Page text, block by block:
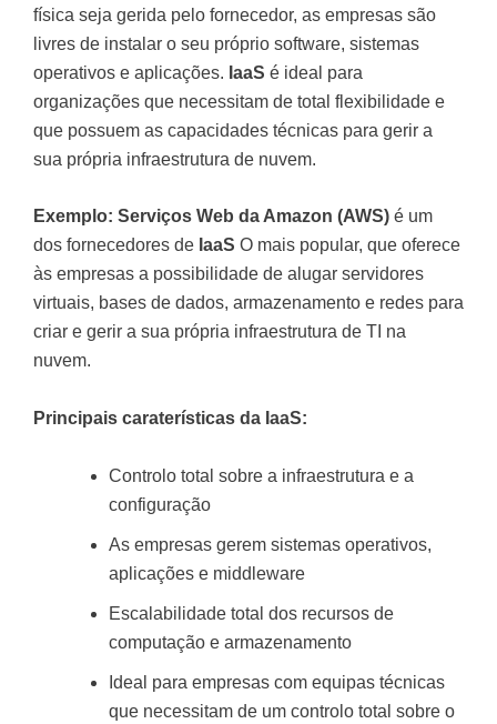
física seja gerida pelo fornecedor, as empresas são
livres de instalar o seu próprio software, sistemas
operativos e aplicações. IaaS é ideal para
organizações que necessitam de total flexibilidade e
que possuem as capacidades técnicas para gerir a
sua própria infraestrutura de nuvem.
Exemplo: Serviços Web da Amazon (AWS) é um
dos fornecedores de IaaS O mais popular, que oferece
às empresas a possibilidade de alugar servidores
virtuais, bases de dados, armazenamento e redes para
criar e gerir a sua própria infraestrutura de TI na
nuvem.
Principais caraterísticas da IaaS:
Controlo total sobre a infraestrutura e a
configuração
As empresas gerem sistemas operativos,
aplicações e middleware
Escalabilidade total dos recursos de
computação e armazenamento
Ideal para empresas com equipas técnicas
que necessitam de um controlo total sobre o